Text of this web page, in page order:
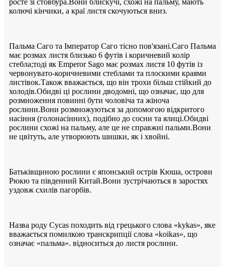
росте зі стовбура.Вони блискучі, схожі на пальму, мають
колючі кінчики, а краї листя скочуються вниз.
Пальма Саго та Імператор Саго тісно пов'язані.Саго Пальма
має розмах листя близько 6 футів і коричневий колір
стебла;тоді як Emperor Sago має розмах листя 10 футів із
червонувато-коричневими стеблами та плоскими краями
листівок.Також вважається, що він трохи більш стійкий до
холодів.Обидві ці рослини дводомні, що означає, що для
розмноження повинні бути чоловіча та жіноча
рослини.Вони розмножуються за допомогою відкритого
насіння (голонасінних), подібно до сосни та ялиці.Обидві
рослини схожі на пальму, але це не справжні пальми.Вони
не цвітуть, але утворюють шишки, як і хвойні.
Батьківщиною рослини є японський острів Кюша, острови
Рюкю та південний Китай.Вони зустрічаються в заростях
уздовж схилів пагорбів.
Назва роду Cycas походить від грецького слова «kykas», яке
вважається помилкою транскрипції слова «koikas», що
означає «пальма». відноситься до листя рослини.